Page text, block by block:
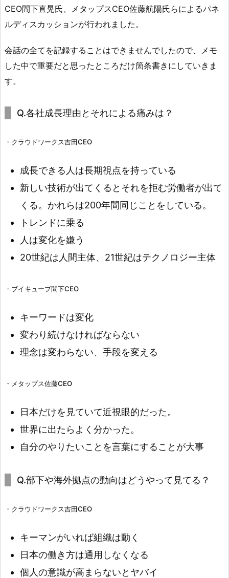
CEO間下直晃氏、メタップスCEO佐藤航陽氏らによるパネ
ルディスカッションが行われました。
会話の全てを記録することはできませんでしたので、メモ
した中で重要だと思ったところだけ箇条書きにしていきま
す。
Q.各社成長理由とそれによる痛みは？
・クラウドワークス吉田CEO
成長できる人は長期視点を持っている
新しい技術が出てくるとそれを拒む労働者が出て
くる。かれらは200年間同じことをしている。
トレンドに乗る
人は変化を嫌う
20世紀は人間主体、21世紀はテクノロジー主体
・ブイキューブ間下CEO
キーワードは変化
変わり続けなければならない
理念は変わらない、手段を変える
・メタップス佐藤CEO
日本だけを見ていて近視眼的だった。
世界に出たらよく分かった。
自分のやりたいことを言葉にすることが大事
Q.部下や海外拠点の動向はどうやって見てる？
・クラウドワークス吉田CEO
キーマンがいれば組織は動く
日本の働き方は通用しなくなる
個人の意識が高まらないとヤバイ